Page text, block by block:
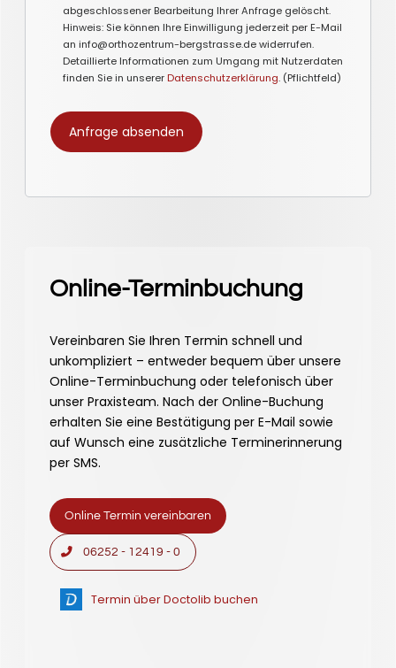
abgeschlossener Bearbeitung Ihrer Anfrage gelöscht.
Hinweis: Sie können Ihre Einwilligung jederzeit per E-Mail
an info@orthozentrum-bergstrasse.de widerrufen.
Detaillierte Informationen zum Umgang mit Nutzerdaten
finden Sie in unsererDatenschutzerklärung. (Pflichtfeld)
Online-Terminbuchung
Vereinbaren Sie Ihren Termin schnell und
unkompliziert – entweder bequem über unsere
Online-Terminbuchung oder telefonisch über
unser Praxisteam. Nach der Online-Buchung
erhalten Sie eine Bestätigung per E-Mail sowie
auf Wunsch eine zusätzliche Terminerinnerung
per SMS.
Online Termin vereinbaren
06252 - 12419 - 0
Termin über Doctolib buchen